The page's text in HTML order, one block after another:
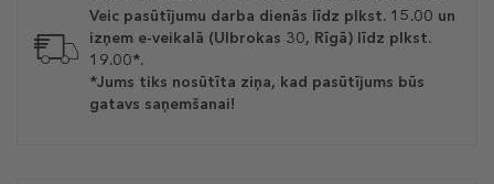
Veic pasūtījumu darba dienās līdz plkst. 15.00 un
izņem e-veikalā (Ulbrokas 30, Rīgā) līdz plkst.
19.00*.
*Jums tiks nosūtīta ziņa, kad pasūtījums būs
gatavs saņemšanai!